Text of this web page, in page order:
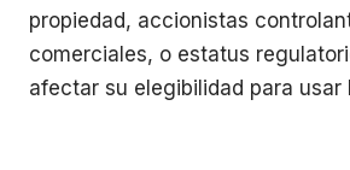
propiedad, accionistas
comerciales, o estatus
afectar su elegibilidad para usar